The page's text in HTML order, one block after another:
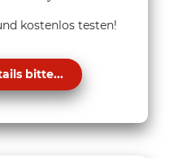
kostenlos testen!
bitte...